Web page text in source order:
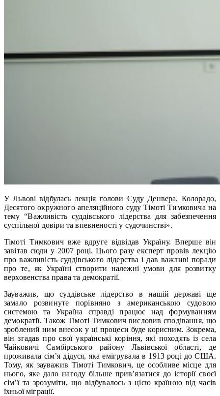
У Львові відбулась лекція голови Суду Денвера, Колорадо,
Десятого окружного апеляційного суду Тімоті Тимковича на
тему “Важливість суддівського лідерства для забезпечення
суспільної довіри та впевненості у судочинстві».
Тімоті Тимкович вже вдруге відвідав Україну. Вперше він
завітав сюди у 2007 році. Цього разу експерт провів лекцію
про важливість суддівського лідерства і дав важливі поради
про те, як Україні створити належні умови для розвитку
верховенства права та демократії.
Зауважив, що суддівське лідерство в нашій державі ще
замало розвинуте порівняно з американською судовою
системою та Україна справді працює над формуванням
демократії. Також Тімоті Тимкович висловив сподівання, що
зроблений ним внесок у ці процеси буде корисним. Зокрема,
він згадав про свої українські коріння, які походять із села
Чайковичі Самбірського району Львівської області, де
проживала сім’я дідуся, яка емігрувала в 1913 році до США.
Тому, як зауважив Тімоті Тимкович, це особливе місце для
нього, яке дало нагоду більше прив’язатися до історії своєї
сім’ї та зрозуміти, що відбувалось з цією країною від часів
їхньої міграції.